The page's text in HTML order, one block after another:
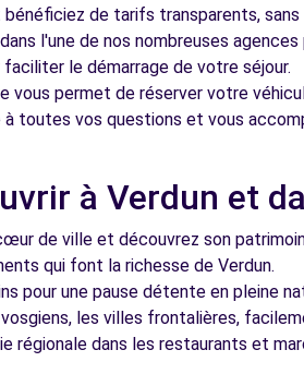
de tarifs transparents, sans
l'une de nos nombreuses
le démarrage de votre séjour.
vous permet de réserver votre
toutes vos questions et vous
à Verdun et
de ville et découvrez son
qui font la richesse de Verdun.
pour une pause détente en pleine
les villes frontalières,
régionale dans les restaurants et